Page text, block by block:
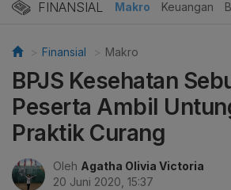
FINANSIAL Makro Keuangan
Finansial Makro
BPJS Kesehatan
Peserta Ambil
Praktik Curang
Oleh Agatha Olivia Victoria
20 Juni 2020, 15:37